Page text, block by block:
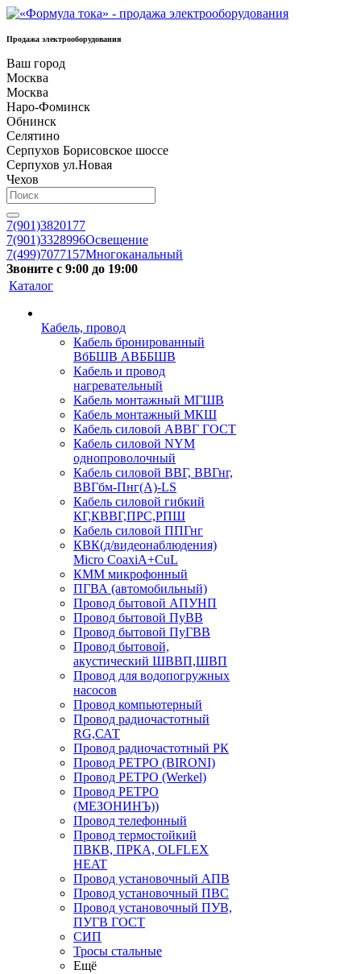
Продажа электрооборудования
Ваш город
Москва
Москва
Наро-Фоминск
Обнинск
Селятино
Серпухов Борисовское шоссе
Серпухов ул.Новая
Чехов
7(901)3820177
7(901)3328996Освещение
7(499)7077157Многоканальный
Звоните с 9:00 до 19:00
Каталог
Кабель, провод
Кабель бронированный
ВбБШВ АВББШВ
Кабель и провод
нагревательный
Кабель монтажный МГШВ
Кабель монтажный МКШ
Кабель силовой АВВГ ГОСТ
Кабель силовой NYM
однопроволочный
Кабель силовой ВВГ, ВВГнг,
ВВГбм-Пнг(А)-LS
Кабель силовой гибкий
КГ,КВВГ,ПРС,РПШ
Кабель силовой ППГнг
КВК(д/видеонаблюдения)
Micro CoaxiA+CuL
КММ микрофонный
ПГВА (автомобильный)
Провод бытовой АПУНП
Провод бытовой ПуВВ
Провод бытовой ПуГВВ
Провод бытовой,
акустический ШВВП,ШВП
Провод для водопогружных
насосов
Провод компьютерный
Провод радиочастотный
RG,САТ
Провод радиочастотный РК
Провод РЕТРО (BIRONI)
Провод РЕТРО (Werkel)
Провод РЕТРО
(МЕЗОНИНЪ))
Провод телефонный
Провод термостойкий
ПВКВ, ПРКА, OLFLEX
HEAT
Провод установочный АПВ
Провод установочный ПВС
Провод установочный ПУВ,
ПУГВ ГОСТ
СИП
Тросы стальные
Ещё